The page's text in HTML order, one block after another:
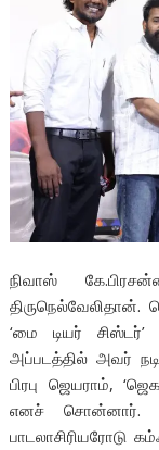
நிவாஸ்
‘மை டியர்
அப்படத்தில் அவர்
பிரபு ஜெயராம்,
எனச் சொன்னார்.
பாடலாசிரியரோடு